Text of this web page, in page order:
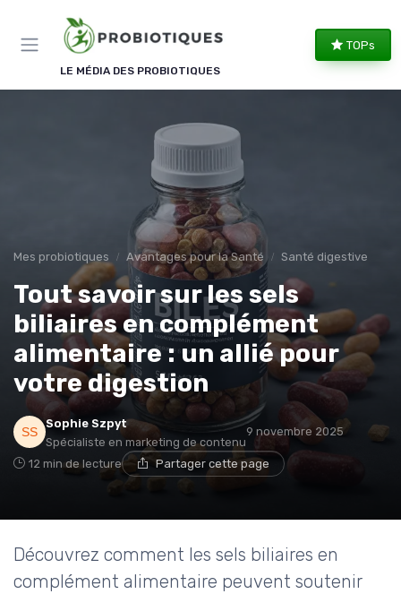
LE MÉDIA DES PROBIOTIQUES
TOPs
Mes probiotiques Avantages pour la Santé Santé digestive
Tout savoir sur les sels
biliaires en complément
alimentaire : un allié pour
votre digestion
Sophie Szpyt
Spécialiste en marketing de contenu
9 novembre 2025
12 min de lecture Partager cette page
Découvrez comment les sels biliaires en
complément alimentaire peuvent soutenir